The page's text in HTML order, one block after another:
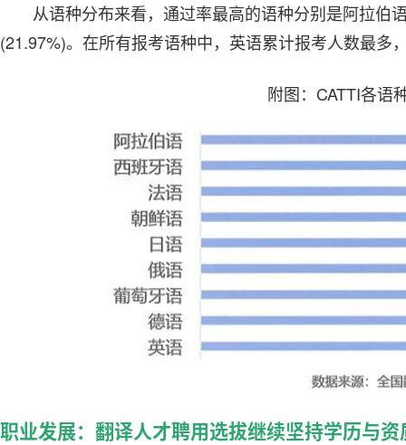
从语种分布来看，通过率最高的语种分别是阿拉伯
(21.97%)。在所有报考语种中，英语累计报考人数最多
附图：CATTI各语
职业发展：翻译人才聘用选拔继续坚持学历与